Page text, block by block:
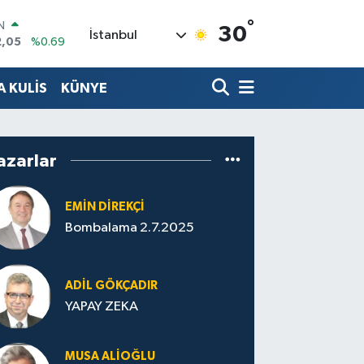
%0.69
%0.1
%0.21
%48
İstanbul 30°
KULİS KÜNYE
EMIN DIREKÇI
Bombalama 2.7.2025
ADIL GÖKÇADIR
YAPAY ZEKA
MUSA ALIOĞLU